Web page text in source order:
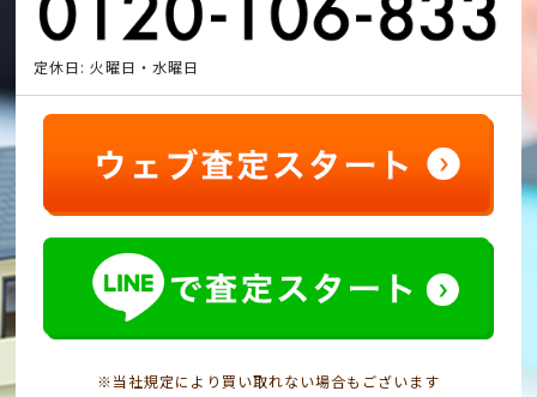
定休日: 火曜日・水曜日
※当社規定により買い取れない場合もございます